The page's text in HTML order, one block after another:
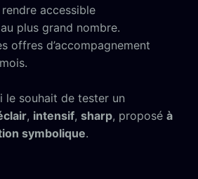
accessible
plus grand nombre.
offres d’accompagnement
le souhait de tester un
, intensif, sharp, proposé à
symbolique.